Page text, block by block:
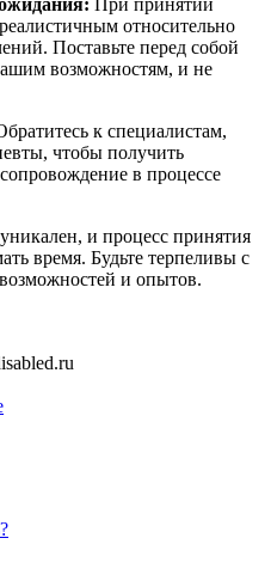
относительно
Поставьте перед собой
возможностям, и не
к специалистам,
чтобы получить
в процессе
и процесс принятия
время. Будьте терпеливы с
и опытов.